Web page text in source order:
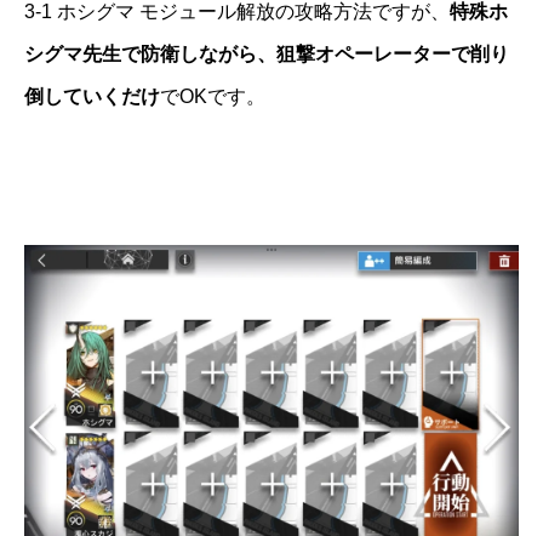
3-1 ホシグマ モジュール解放の攻略方法ですが、 特殊ホ
シグマ先生で防衛しながら、狙撃オペーレーターで削り
倒していくだけでOKです。